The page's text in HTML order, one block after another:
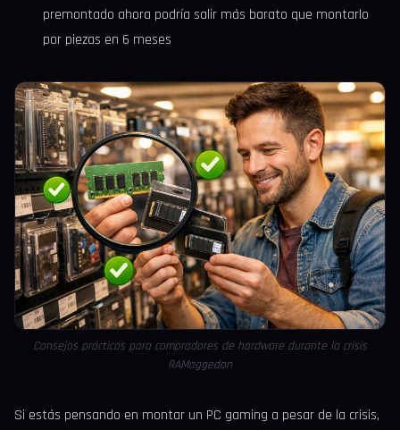
premontado ahora podría salir más barato que montarlo
por piezas en 6 meses
Consejos prácticos para compradores de hardware durante la crisis
RAMaggedon
Si estás pensando en montar un PC gaming a pesar de la crisis,